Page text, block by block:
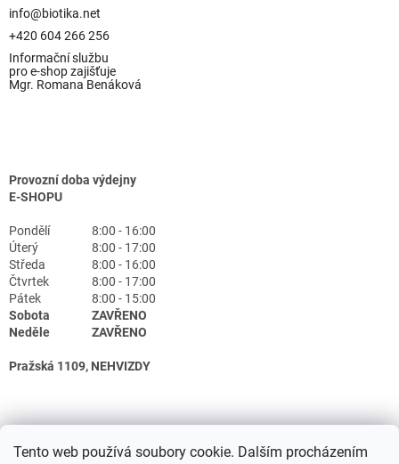
Tento web používá soubory cookie. Dalším procházením
info@biotika.net
+420 604 266 256
Informační službu
pro e-shop zajišťuje
Mgr. Romana Benáková
Provozní doba výdejny
E-SHOPU
Pondělí
8:00 - 16:00
Úterý
8:00 - 17:00
Středa
8:00 - 16:00
Čtvrtek
8:00 - 17:00
Pátek
8:00 - 15:00
Sobota
ZAVŘENO
Neděle
ZAVŘENO
Pražská 1109, NEHVIZDY